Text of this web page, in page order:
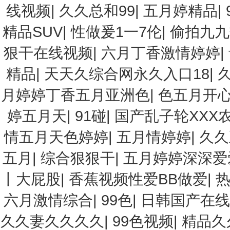
线视频| 久久总和99| 五月婷精品|
精品SUV|性做爰1一7伦| 偷拍九
狠干在线视频| 六月丁香激情婷婷|
精品| 天天久综合网永久入口18|
月婷婷丁香五月亚洲色| 色五月开
婷五月天| 91碰| 国产乱子轮XXX
情五月天色婷婷| 五月情婷婷| 久
五月 |综合狠狠干| 五月婷婷深深
丨大屁股| 香蕉视频性爱BB做爱|
六月激情综合| 99色| 日韩国产在
久久妻久久久久 | 99色视频|精品